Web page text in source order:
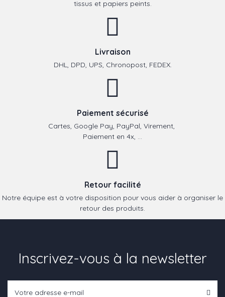
tissus et papiers peints.
Livraison
DHL, DPD, UPS, Chronopost, FEDEX.
Paiement sécurisé
Cartes, Google Pay, PayPal, Virement,
Paiement en 4x, ...
Retour facilité
Notre équipe est à votre disposition pour vous aider à organiser le
retour des produits.
Inscrivez-vous à la newsletter